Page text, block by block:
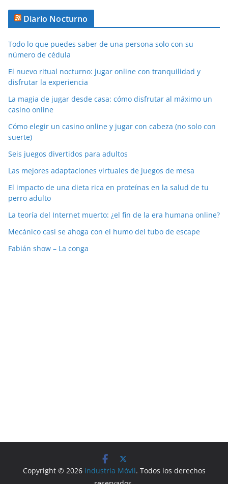
Diario Nocturno
Todo lo que puedes saber de una persona solo con su
número de cédula
El nuevo ritual nocturno: jugar online con tranquilidad y
disfrutar la experiencia
La magia de jugar desde casa: cómo disfrutar al máximo un
casino online
Cómo elegir un casino online y jugar con cabeza (no solo con
suerte)
Seis juegos divertidos para adultos
Las mejores adaptaciones virtuales de juegos de mesa
El impacto de una dieta rica en proteínas en la salud de tu
perro adulto
La teoría del Internet muerto: ¿el fin de la era humana online?
Mecánico casi se ahoga con el humo del tubo de escape
Fabián show – La conga
Copyright © 2026 Industria Móvil. Todos los derechos